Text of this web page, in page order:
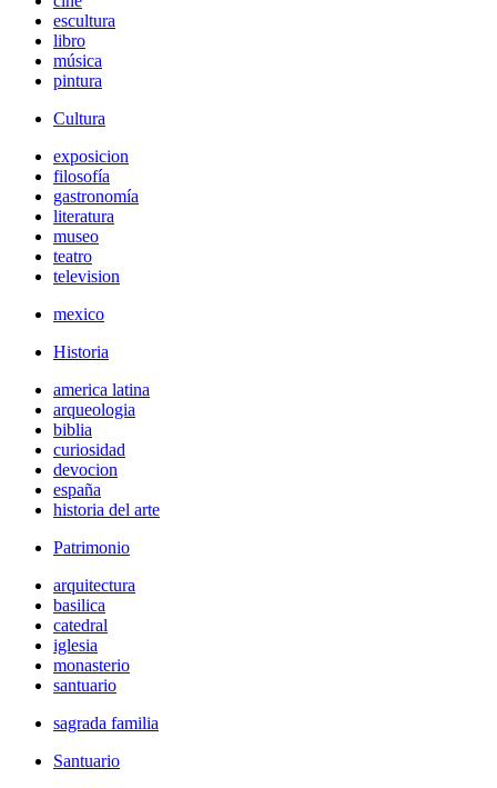
escultura
libro
música
pintura
Cultura
exposicion
filosofía
gastronomía
literatura
museo
teatro
television
mexico
Historia
america latina
arqueologia
biblia
curiosidad
devocion
españa
historia del arte
Patrimonio
arquitectura
basilica
catedral
iglesia
monasterio
santuario
sagrada familia
Santuario